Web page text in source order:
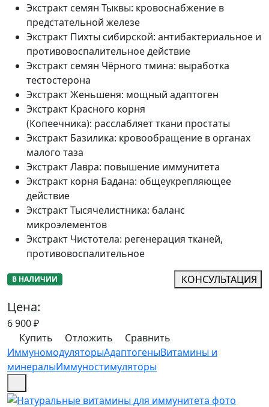
Экстракт семян Тыквы: кровоснабжение в
предстательной железе
Экстракт Пихты сибирской: антибактериальное и
противовоспалительное действие
Экстракт семян Чёрного тмина: выработка
тестостерона
Экстракт Женьшеня: мощный адаптоген
Экстракт Красного корня
(Копеечника): расслабляет ткани простаты
Экстракт Базилика: кровообращение в органах
малого таза
Экстракт Лавра: повышение иммунитета
Экстракт корня Бадана: общеукрепляющее
действие
Экстракт Тысячелистника: баланс
микроэлементов
Экстракт Чистотела: регенерация тканей,
противовоспалительное
В НАЛИЧИИ КОНСУЛЬТАЦИЯ
Цена:
6 900₽
Купить
Отложить
Сравнить
ИммуномодуляторыАдаптогеныВитамины и
минералыИммуностимуляторы